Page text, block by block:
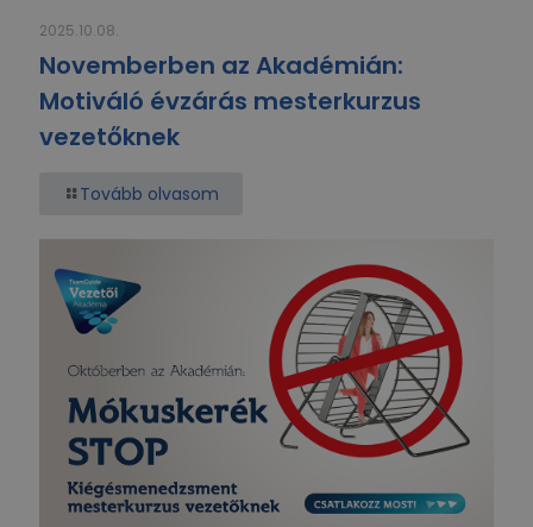
2025.10.08.
Novemberben az Akadémián:
Motiváló évzárás mesterkurzus
vezetőknek
Tovább olvasom